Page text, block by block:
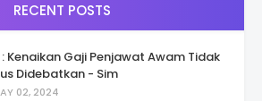
RECENT POSTS
Kenaikan Gaji Penjawat Awam Tidak
Didebatkan - Sim
02, 2024